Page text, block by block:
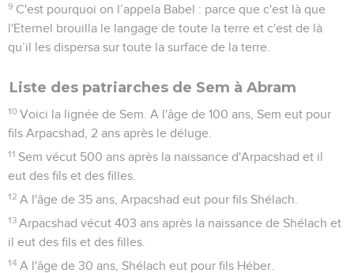
9 C'est pourquoi on l’appela Babel : parce que c'est là que
l'Eternel brouilla le langage de toute la terre et c'est de là
qu’il les dispersa sur toute la surface de la terre.
Liste des patriarches de Sem à Abram
10 Voici la lignée de Sem. A l'âge de 100 ans, Sem eut pour
fils Arpacshad, 2 ans après le déluge.
11 Sem vécut 500 ans après la naissance d'Arpacshad et il
eut des fils et des filles.
12 A l'âge de 35 ans, Arpacshad eut pour fils Shélach.
13 Arpacshad vécut 403 ans après la naissance de Shélach et
il eut des fils et des filles.
14 A l'âge de 30 ans, Shélach eut pour fils Héber.